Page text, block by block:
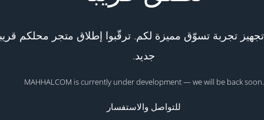
تجربة تسوّق مميزة لكم. ترقّبوا إطلاق متجر محلكم
جديد.
MAHHALCOM is currently under development — we will be back soon.
للتواصل والاستفسار